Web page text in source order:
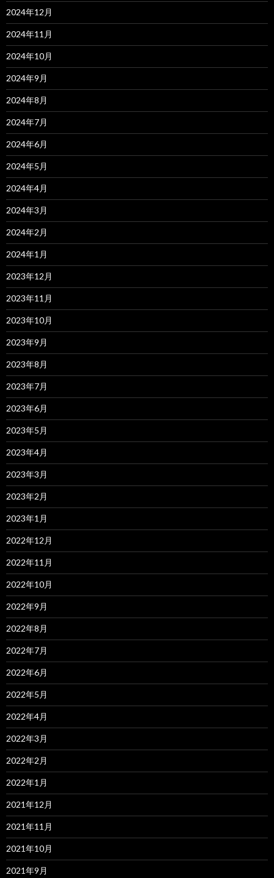
2024年12月
2024年11月
2024年10月
2024年9月
2024年8月
2024年7月
2024年6月
2024年5月
2024年4月
2024年3月
2024年2月
2024年1月
2023年12月
2023年11月
2023年10月
2023年9月
2023年8月
2023年7月
2023年6月
2023年5月
2023年4月
2023年3月
2023年2月
2023年1月
2022年12月
2022年11月
2022年10月
2022年9月
2022年8月
2022年7月
2022年6月
2022年5月
2022年4月
2022年3月
2022年2月
2022年1月
2021年12月
2021年11月
2021年10月
2021年9月